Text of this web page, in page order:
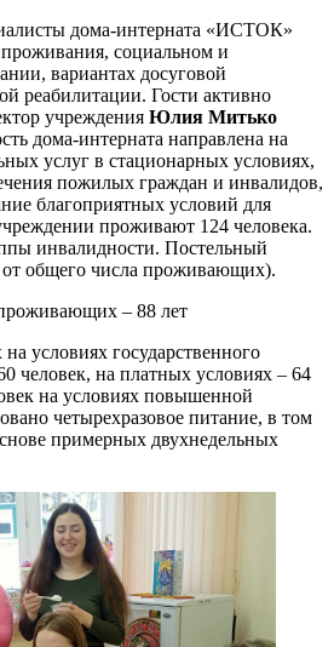
дома-интерната «ИСТОК»
проживания, социальном и
вариантах досуговой
реабилитации. Гости активно
учреждения Юлия Митько
дома-интерната направлена на
услуг в стационарных условиях,
пожилых граждан и инвалидов,
благоприятных условий для
проживают 124 человека.
инвалидности. Постельный
общего числа проживающих).
– 88 лет
условиях государственного
человек, на платных условиях – 64
на условиях повышенной
четырехразовое питание, в том
примерных двухнедельных